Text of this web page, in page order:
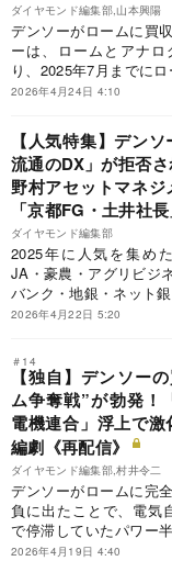
ダイヤモンド編集部,山本興陽
デンソーがロームに買
ーは、ロームとアナ
り、2025年7月までに
た。円満な関係を築い
のか。また、買収提案
ロームの時価総額は上
れ上がる買収資金を用
舞台裏と買収資金の準
2026年4月24日 4:10
【人気特集】デン
流通のDX」が拒否
野村アセットマネ
「京都FG・土井社
ダイヤモンド編集部
2025年に人気を集め
JA・豪農・アグリビジ
バンク・地銀・ネット
ンキング』。人気特集
記事公開時点のもの）
2026年4月22日 5:20
＃14
【独自】デンソー
ム争奪戦”が勃発！
電機連合」浮上で
編劇《再配信》
ダイヤモンド編集部,村井令二
デンソーがロームに完
負に出たことで、電気
で停滞していたパワー
を迎えた。デンソーに
2026年4月19日 4:40